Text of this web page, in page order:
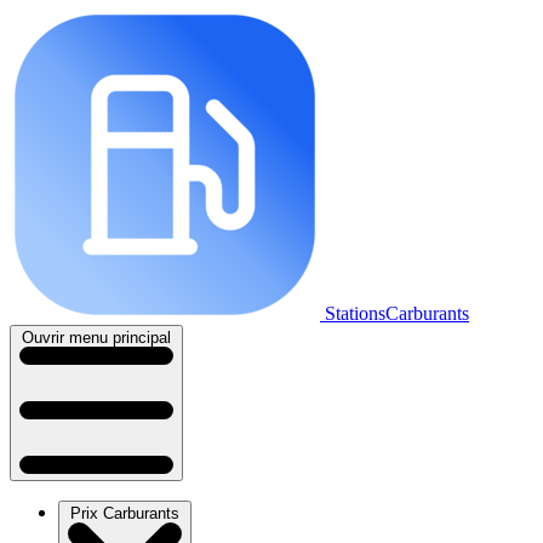
StationsCarburants
Ouvrir menu principal
Prix Carburants